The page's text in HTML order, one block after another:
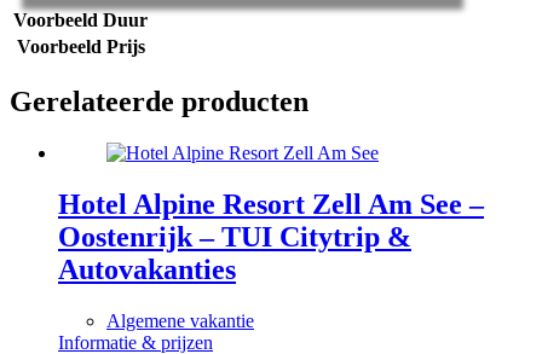
Voorbeeld Duur
Voorbeeld Prijs
Gerelateerde producten
Hotel Alpine Resort Zell Am See –
Oostenrijk – TUI Citytrip &
Autovakanties
Algemene vakantie
Informatie & prijzen